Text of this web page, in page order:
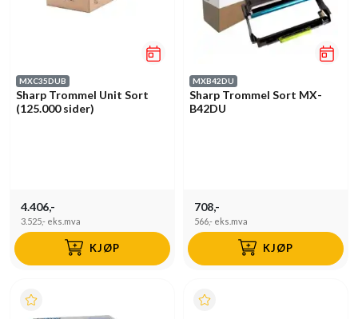
MXC35DUB
Sharp Trommel Unit Sort
(125.000 sider)
4.406,-
3.525,- eks.mva
KJØP
MXB42DU
Sharp Trommel Sort MX-
B42DU
708,-
566,- eks.mva
KJØP